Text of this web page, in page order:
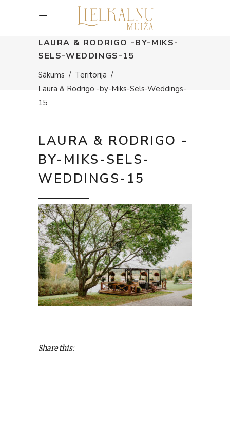
LAURA & RODRIGO -BY-MIKS-
SELS-WEDDINGS-15
Sākums / Teritorija /
Laura & Rodrigo -by-Miks-Sels-Weddings-
15
LAURA & RODRIGO -
BY-MIKS-SELS-
WEDDINGS-15
Share this: